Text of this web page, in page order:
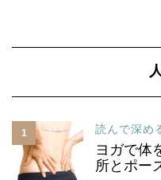
1 読んで深め
ヨガで体
所とポー